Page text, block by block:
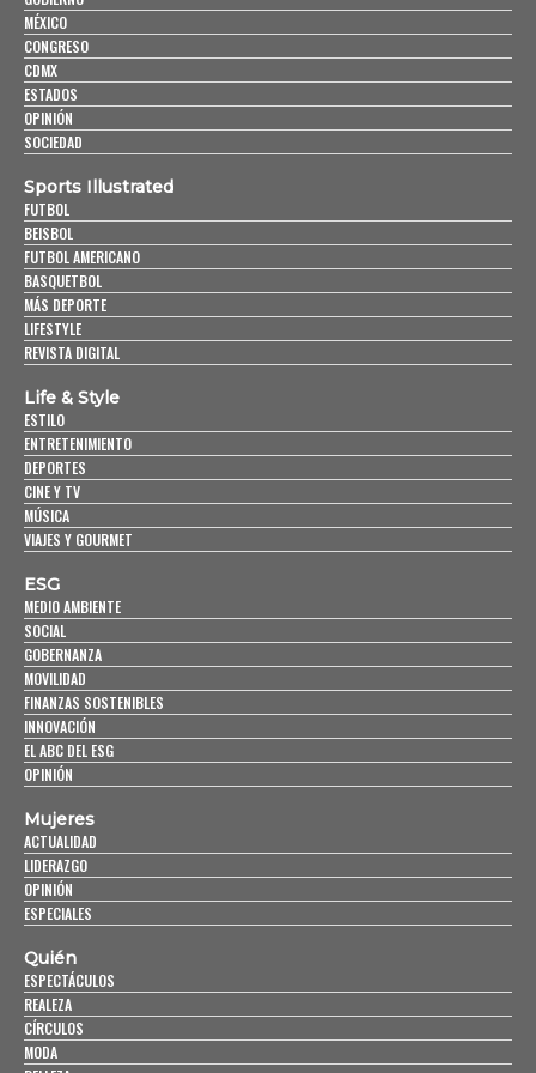
MÉXICO
CONGRESO
CDMX
ESTADOS
OPINIÓN
SOCIEDAD
Sports Illustrated
FUTBOL
BEISBOL
FUTBOL AMERICANO
BASQUETBOL
MÁS DEPORTE
LIFESTYLE
REVISTA DIGITAL
Life & Style
ESTILO
ENTRETENIMIENTO
DEPORTES
CINE Y TV
MÚSICA
VIAJES Y GOURMET
ESG
MEDIO AMBIENTE
SOCIAL
GOBERNANZA
MOVILIDAD
FINANZAS SOSTENIBLES
INNOVACIÓN
EL ABC DEL ESG
OPINIÓN
Mujeres
ACTUALIDAD
LIDERAZGO
OPINIÓN
ESPECIALES
Quién
ESPECTÁCULOS
REALEZA
CÍRCULOS
MODA